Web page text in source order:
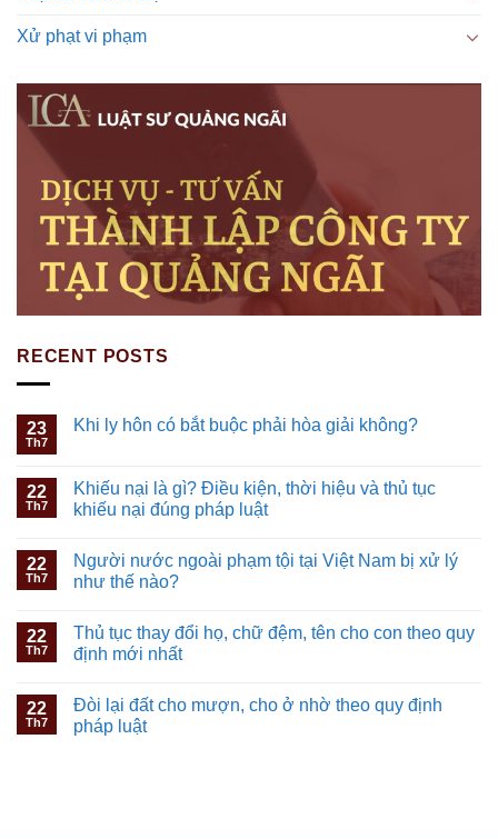
Xử phạt vi phạm
RECENT POSTS
23
Th7
Khi ly hôn có bắt buộc phải hòa giải không?
22
Th7
Khiếu nại là gì? Điều kiện, thời hiệu và thủ tục
khiếu nại đúng pháp luật
22
Th7
Người nước ngoài phạm tội tại Việt Nam bị xử lý
như thế nào?
22
Th7
Thủ tục thay đổi họ, chữ đệm, tên cho con theo quy
định mới nhất
22
Th7
Đòi lại đất cho mượn, cho ở nhờ theo quy định
pháp luật